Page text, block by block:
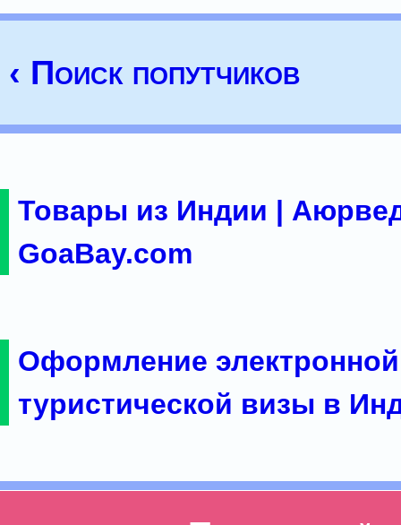
‹ Поиск попутчиков
Товары из Индии |
GoaBay.com
Оформление электронной
туристической визы в